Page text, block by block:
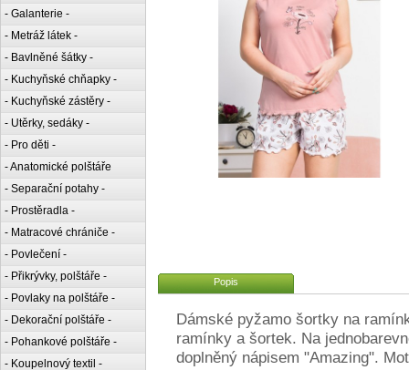
- Galanterie -
- Metráž látek -
- Bavlněné šátky -
- Kuchyňské chňapky -
- Kuchyňské zástěry -
- Utěrky, sedáky -
- Pro děti -
- Anatomické polštáře
- Separační potahy -
- Prostěradla -
- Matracové chrániče -
- Povlečení -
- Přikrývky, polštáře -
- Povlaky na polštáře -
- Dekorační polštáře -
- Pohankové polštáře -
- Koupelnový textil -
Popis
Dámské pyžamo šortky na
ramínky a šortek. Na
doplněný nápisem "Amazing".